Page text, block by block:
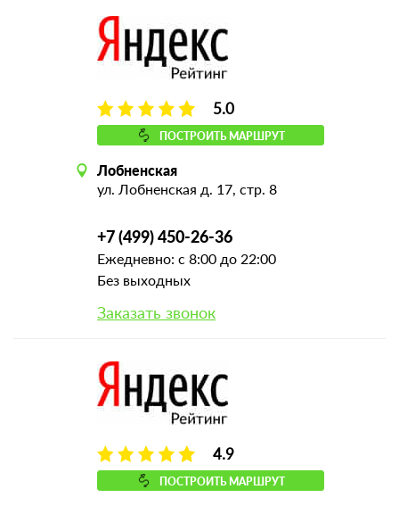
5.0
ПОСТРОИТЬ МАРШРУТ
Лобненская
ул. Лобненская д. 17, стр. 8
+7 (499) 450-26-36
Ежедневно: с 8:00 до 22:00
Без выходных
Заказать звонок
4.9
ПОСТРОИТЬ МАРШРУТ